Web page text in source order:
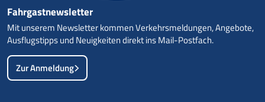
Fahrgastnewsletter
Mit unserem Newsletter kommen Verkehrsmeldungen, Angebote,
Ausflugstipps und Neuigkeiten direkt ins Mail-Postfach.
Zur Anmeldung